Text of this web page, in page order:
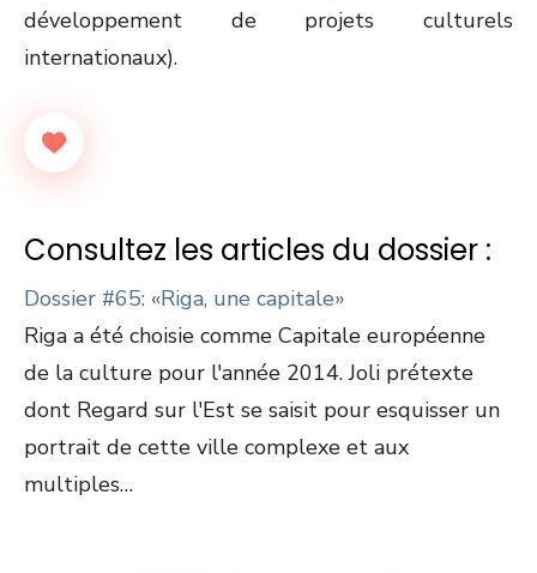
développement de projets culturels
internationaux).
Consultez les articles du dossier :
Dossier #65: «Riga, une capitale»
Riga a été choisie comme Capitale européenne
de la culture pour l'année 2014. Joli prétexte
dont Regard sur l'Est se saisit pour esquisser un
portrait de cette ville complexe et aux
multiples…